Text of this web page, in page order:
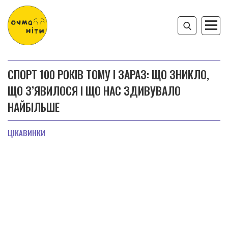
СПОРТ 100 РОКІВ ТОМУ І ЗАРАЗ: ЩО ЗНИКЛО,
ЩО З’ЯВИЛОСЯ І ЩО НАС ЗДИВУВАЛО
НАЙБІЛЬШЕ
ЦІКАВИНКИ